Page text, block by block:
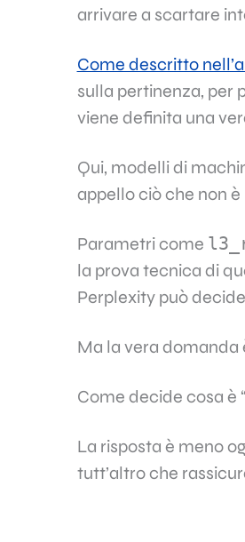
arrivare a scartare
Come descritto
sulla pertinenza, per
viene definita una
Qui, modelli di
appello ciò che non
Parametri come
la prova tecnica di
Perplexity può
Ma la vera domanda
Come decide cosa è
La risposta è meno
tutt’altro che